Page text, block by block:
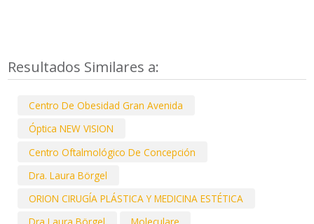
Resultados Similares a:
Centro De Obesidad Gran Avenida
Óptica NEW VISION
Centro Oftalmológico De Concepción
Dra. Laura Börgel
ORION CIRUGÍA PLÁSTICA Y MEDICINA ESTÉTICA